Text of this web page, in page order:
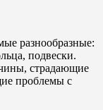
разнообразные:
подвески.
страдающие
проблемы с